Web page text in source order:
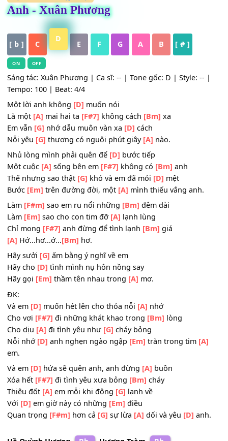
,Mới cập nhật
Anh - Xuân Phương
[ b ] C E F G A B [ # ]
ON
Sáng tác: Xuân Phương | Ca sĩ: -- | Tone gốc: D | Style:
Tempo: 100 | Beat: 4/4
Một lời anh không[D]muốn nói
Là một[A]mai hai ta[F#7]không cách
Em vẫn[G]nhớ dẫu muôn vàn xa[D]cách
Nỗi yêu[G]thương có nguôi phút giây[A]nào.
Nhủ lòng mình phải quên để [D]
Một cuộc [A]sống bên em[F#7]không có
Thế nhưng sao thật[G]khó và em đã mỏi [D]
Bước[Em] trên đường đời, một
mình thiếu vắng anh.
Làm[F#m] sao em ru nổi những
Làm[Em]sao cho con tim đỡ[A]lạnh lùng
Chỉ mong[F#7]anh đừng để tình lạnh
[A]
Hãy sưởi[G]ấm bằng ý nghĩ về em
Hãy cho[D] tình mình nụ hôn nồng say
Hãy gọi[Em] thầm tên nhau trong[A] mơ.
ĐK:
Và em[D]muốn hét lên cho thỏa nỗi [A]nhớ
Cho vơi[F#7]đi những khát khao trong[Bm]
Cho dịu[A]đi tình yêu như [G] cháy bỏng
Nỗi nhớ[D]anh nghẹn ngào ngập
em.
hứa sẽ quên anh, anh đừng[A]buồn